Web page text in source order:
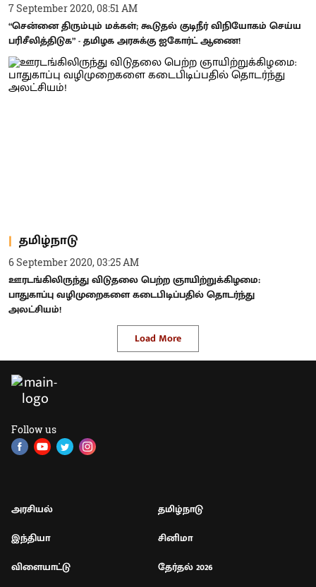
7 September 2020, 08:51 AM
“சென்னை திரும்பும் மக்கள்; கூடுதல் குடிநீர் விநியோகம் செய்ய
பரிசீலித்திடுக” - தமிழக அரசுக்கு ஐகோர்ட் ஆணை!
தமிழ்நாடு
6 September 2020, 03:25 AM
ஊரடங்கிலிருந்து விடுதலை பெற்ற ஞாயிற்றுக்கிழமை:
பாதுகாப்பு வழிமுறைகளை கடைபிடிப்பதில் தொடர்ந்து
அலட்சியம்!
Load More
Follow us
அரசியல்
தமிழ்நாடு
இந்தியா
சினிமா
விளையாட்டு
தேர்தல் 2026